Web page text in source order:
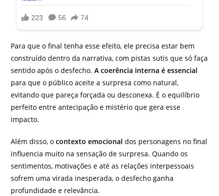
Para que o final tenha esse efeito, ele precisa estar bem
construído dentro da narrativa, com pistas sutis que só faça
sentido após o desfecho.A coerência interna é essencial
para que o público aceite a surpresa como natural,
evitando que pareça forçada ou desconexa. É o equilíbrio
perfeito entre antecipação e mistério que gera esse
impacto.
Além disso, ocontexto emocional dos personagens no final
influencia muito na sensação de surpresa. Quando os
sentimentos, motivações e até as relações interpessoais
sofrem uma virada inesperada, o desfecho ganha
profundidade e relevância.